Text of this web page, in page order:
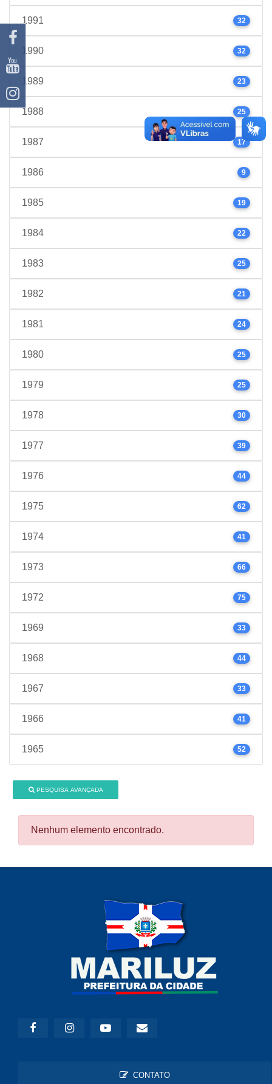
1991 32
1990 32
1989 23
1988 25
1987 17
1986 9
1985 19
1984 22
1983 25
1982 21
1981 24
1980 25
1979 25
1978 30
1977 39
1976 44
1975 62
1974 41
1973 66
1972 75
1969 33
1968 44
1967 33
1966 41
1965 52
PESQUISA AVANÇADA
Nenhum elemento encontrado.
CONTATO